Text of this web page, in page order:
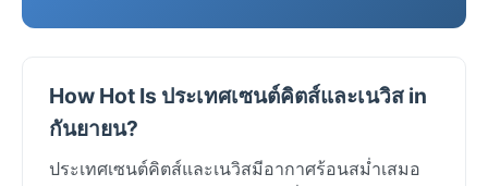
How Hot Is ประเทศเซนต์คิตส์และเนวิส in
กันยายน?
ประเทศเซนต์คิตส์และเนวิสมีอากาศร้อนสม่ำเสมอ